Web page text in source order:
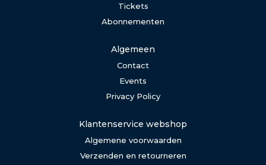
Tickets
Abonnementen
Algemeen
Contact
Events
Privacy Policy
Klantenservice webshop
Algemene voorwaarden
Verzenden en retourneren